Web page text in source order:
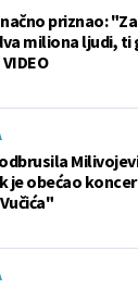
priznao:
miliona ljudi, ti
je obećao